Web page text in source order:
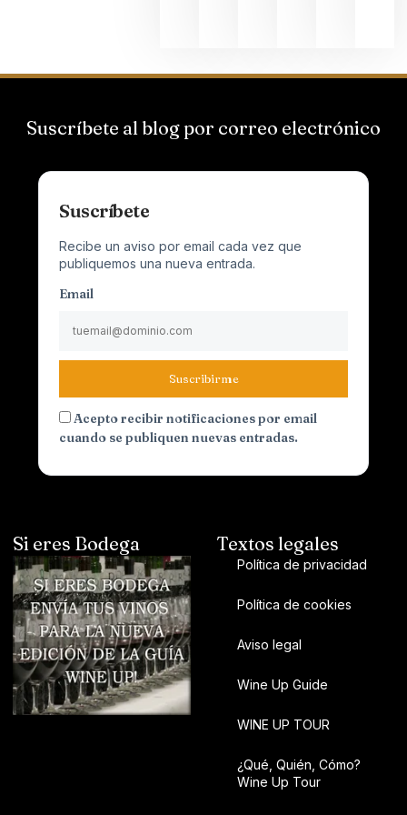
Suscríbete al blog por correo electrónico
Suscríbete
Recibe un aviso por email cada vez que
publiquemos una nueva entrada.
Email
Suscribirme
Acepto recibir notificaciones por email
cuando se publiquen nuevas entradas.
Si eres Bodega Textos legales
Política de privacidad
Política de cookies
Aviso legal
Wine Up Guide
WINE UP TOUR
¿Qué, Quién, Cómo?
Wine Up Tour